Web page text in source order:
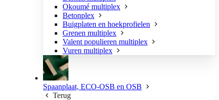
Okoumé multiplex
Betonplex
Buigplaten en hoekprofielen
Grenen multiplex
Valent populieren multiplex
Vuren multiplex
Spaanplaat, ECO-OSB en OSB
Terug